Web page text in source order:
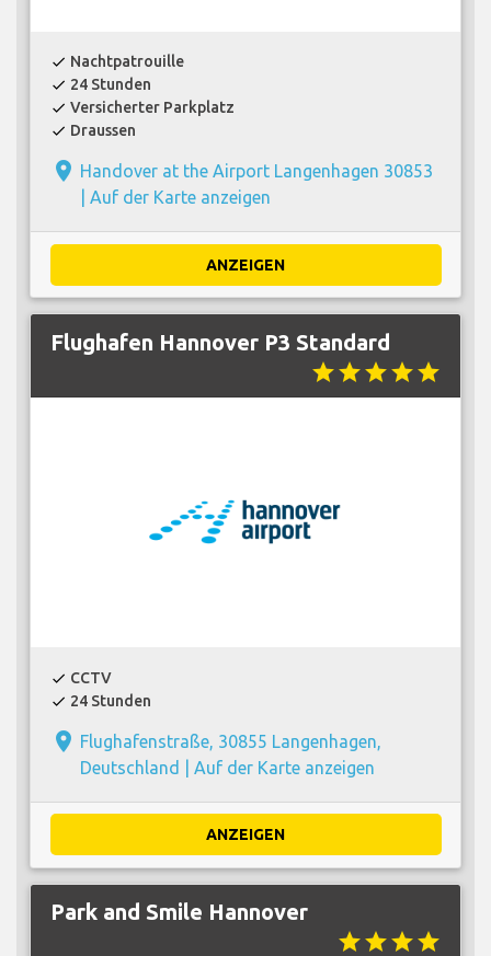
check Nachtpatrouille
check 24 Stunden
check Versicherter Parkplatz
check Draussen
place Handover at the Airport Langenhagen 30853
Auf der Karte anzeigen
ANZEIGEN
Flughafen Hannover P3 Standard
starstarstarstarstar
check CCTV
check 24 Stunden
place Flughafenstraße, 30855 Langenhagen,
Deutschland | Auf der Karte anzeigen
ANZEIGEN
Park and Smile Hannover
starstarstarstar